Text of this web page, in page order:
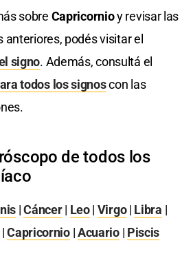
sobre Capricornioy revisar las
anteriores, podés visitar el
signo. Además, consultá el
todos los signoscon las
de todos los
|Cáncer| Leo| Virgo| Libra |
|Capricornio|Acuario| Piscis